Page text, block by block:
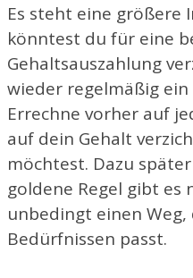
Es steht eine größere
könntest du für eine
Gehaltsauszahlung
wieder regelmäßig
Errechne vorher auf
auf dein Gehalt
möchtest. Dazu
goldene Regel gibt es
unbedingt einen
Bedürfnissen passt.